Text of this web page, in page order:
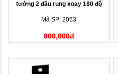
tường 2 đầu rung xoay 180 độ
Mã SP: 2063
800,000đ